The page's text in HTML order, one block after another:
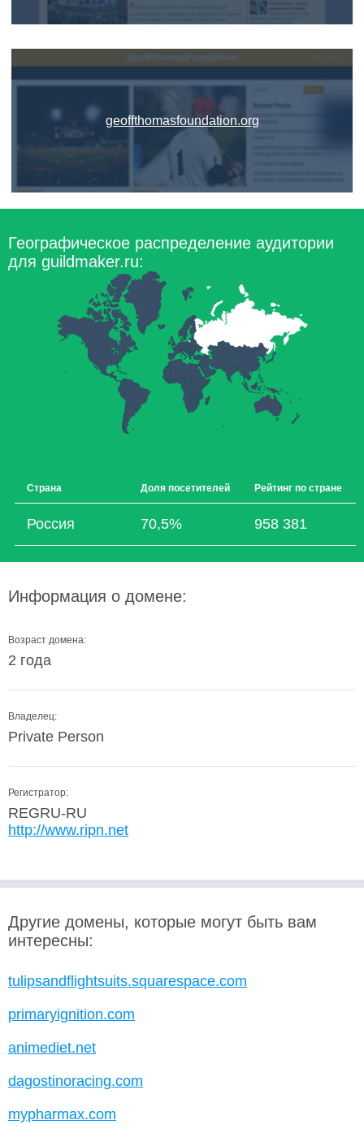
geoffthomasfoundation.org
Географическое распределение аудитории
для guildmaker.ru:
Страна Доля посетителей Рейтинг по стране
Россия 70,5% 958 381
Информация о домене:
Возраст домена:
2 года
Владелец:
Private Person
Регистратор:
REGRU-RU
http://www.ripn.net
Другие домены, которые могут быть вам
интересны:
tulipsandflightsuits.squarespace.com
primaryignition.com
animediet.net
dagostinoracing.com
mypharmax.com